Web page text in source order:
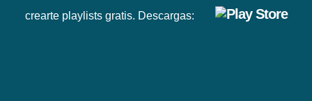
crearte playlists gratis. Descargas: